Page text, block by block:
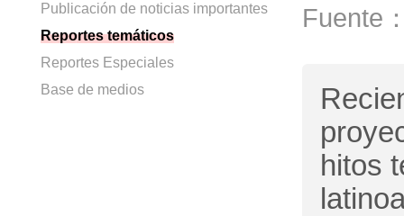
Publicación de noticias importantes
Reportes temáticos
Reportes Especiales
Base de medios
Fuente
hitos